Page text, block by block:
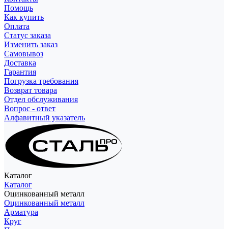
Помощь
Как купить
Оплата
Статус заказа
Изменить заказ
Самовывоз
Доставка
Гарантия
Погрузка требования
Возврат товара
Отдел обслуживания
Вопрос - ответ
Алфавитный указатель
Каталог
Каталог
Оцинкованный металл
Оцинкованный металл
Арматура
Круг